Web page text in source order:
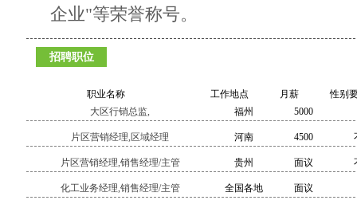
企业"等荣誉称号。
招聘职位
职业名称 工作地点 月薪
性别
大区行销总监,
福州 5000
片区营销经理,区域经理 河南 4500
片区营销经理,销售经理/主管 贵州 面议
化工业务经理,销售经理/主管 全国各地 面议